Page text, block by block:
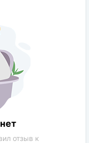
отзыв к